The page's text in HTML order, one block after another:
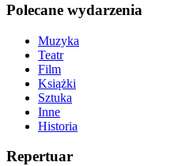
Polecane wydarzenia
Muzyka
Teatr
Film
Książki
Sztuka
Inne
Historia
Repertuar